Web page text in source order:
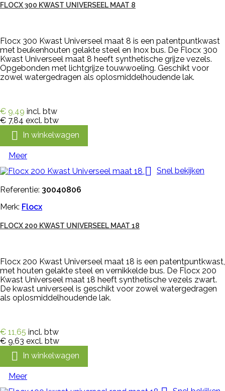
FLOCX 300 KWAST UNIVERSEEL MAAT 8
Flocx 300 Kwast Universeel maat 8 is een patentpuntkwast
met beukenhouten gelakte steel en Inox bus. De Flocx 300
Kwast Universeel maat 8 heeft synthetische grijze vezels.
Opgebonden met lichtgrijze touwwoeling. Geschikt voor
zowel watergedragen als oplosmiddelhoudende lak.
€ 9,49 incl. btw
€ 7,84 excl. btw
 In winkelwagen
Meer
 Snel bekijken
Referentie: 30040806
Merk: Flocx
FLOCX 200 KWAST UNIVERSEEL MAAT 18
Flocx 200 Kwast Universeel maat 18 is een patentpuntkwast,
met houten gelakte steel en vernikkelde bus. De Flocx 200
Kwast Universeel maat 18 heeft synthetische vezels zwart.
De kwast universeel is geschikt voor zowel watergedragen
als oplosmiddelhoudende lak.
€ 11,65 incl. btw
€ 9,63 excl. btw
 In winkelwagen
Meer